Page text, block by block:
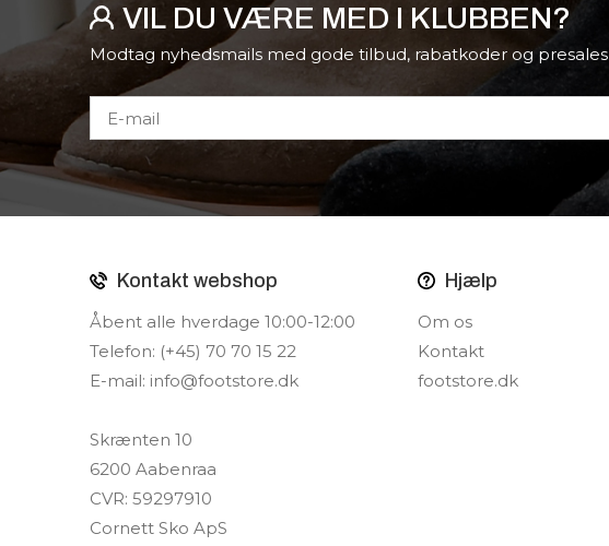
VIL DU VÆRE MED I KLUBBEN?
Modtag nyhedsmails med gode tilbud, rabatkoder og presales
Kontakt webshop
Åbent alle hverdage 10:00-12:00
Telefon: (+45) 70 70 15 22
E-mail: info@footstore.dk
Skrænten 10
6200 Aabenraa
CVR: 59297910
Cornett Sko ApS
Hjælp
Om os
Kontakt
footstore.dk